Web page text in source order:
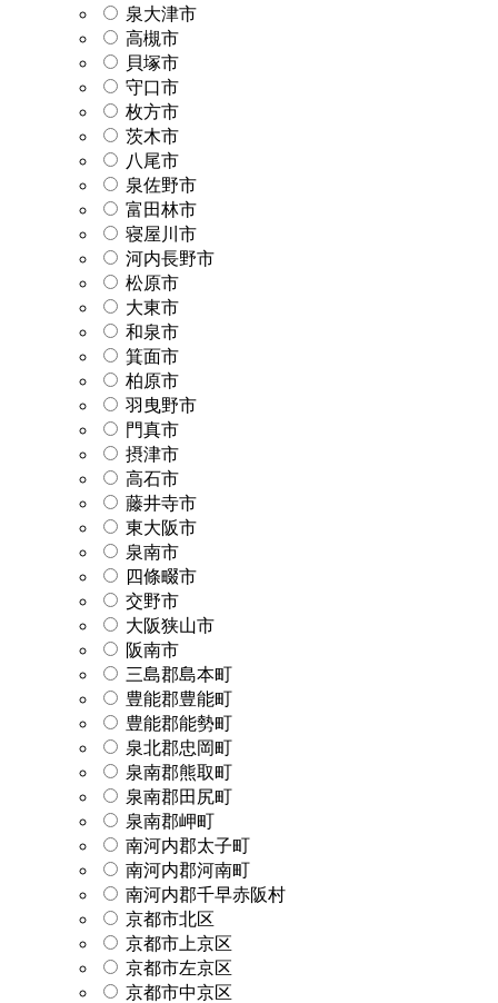
泉大津市
高槻市
貝塚市
守口市
枚方市
茨木市
八尾市
泉佐野市
富田林市
寝屋川市
河内長野市
松原市
大東市
和泉市
箕面市
柏原市
羽曳野市
門真市
摂津市
高石市
藤井寺市
東大阪市
泉南市
四條畷市
交野市
大阪狭山市
阪南市
三島郡島本町
豊能郡豊能町
豊能郡能勢町
泉北郡忠岡町
泉南郡熊取町
泉南郡田尻町
泉南郡岬町
南河内郡太子町
南河内郡河南町
南河内郡千早赤阪村
京都市北区
京都市上京区
京都市左京区
京都市中京区